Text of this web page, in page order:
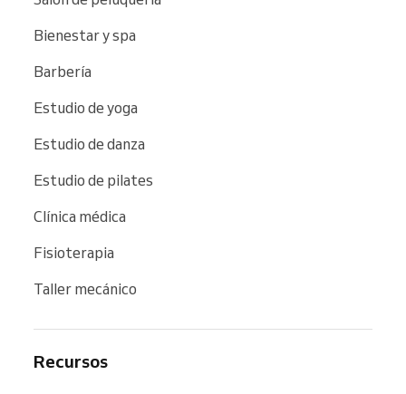
Bienestar y spa
Barbería
Estudio de yoga
Estudio de danza
Estudio de pilates
Clínica médica
Fisioterapia
Taller mecánico
Recursos